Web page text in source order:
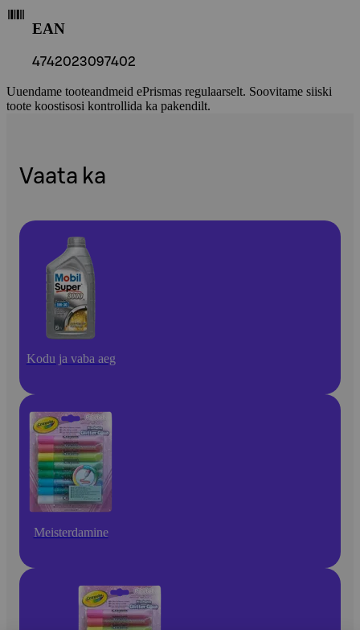
EAN
4742023097402
Uuendame tooteandmeid ePrismas regulaarselt. Soovitame siiski
toote koostisosi kontrollida ka pakendilt.
Vaata ka
Kodu ja vaba aeg
Meisterdamine